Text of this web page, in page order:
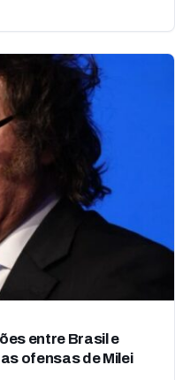
entre Brasil e
ofensas de Milei